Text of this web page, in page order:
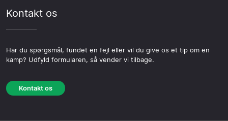
Kontakt os
Har du spørgsmål, fundet en fejl eller vil du give os et tip om en
kamp? Udfyld formularen, så vender vi tilbage.
Kontakt os